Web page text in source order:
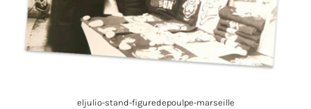
eljulio-stand-figuredepoulpe-marseille